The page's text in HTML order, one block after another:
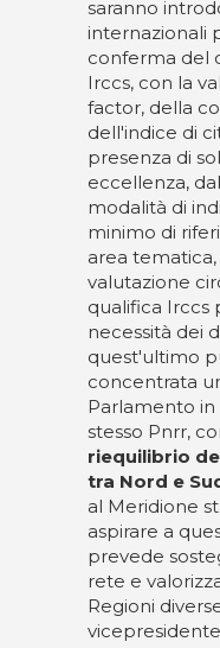
saranno
internazionali
conferma del
Irccs, con la
factor, della
dell'indice di
presenza di
eccellenza,
modalità di
minimo di
area
valutazione
qualifica Irccs
necessità dei
quest'ultimo
concentrata
Parlamento in
stesso Pnrr,
riequilibrio
tra Nord e
al Meridione
aspirare a
prevede
rete e
Regioni